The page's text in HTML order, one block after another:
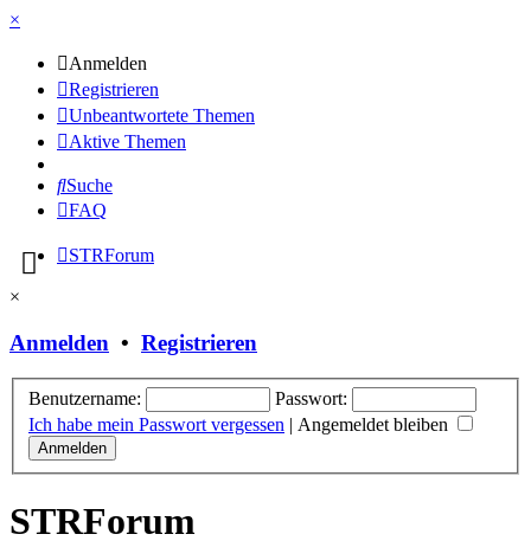
×
Anmelden
Registrieren
Unbeantwortete Themen
Aktive Themen
Suche
FAQ
STRForum
×
Anmelden • Registrieren
Benutzername:
Passwort:
Ich habe mein Passwort vergessen | Angemeldet bleiben
STRForum